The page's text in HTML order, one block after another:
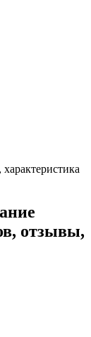
отзывы,